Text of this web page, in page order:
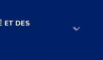
ET DES